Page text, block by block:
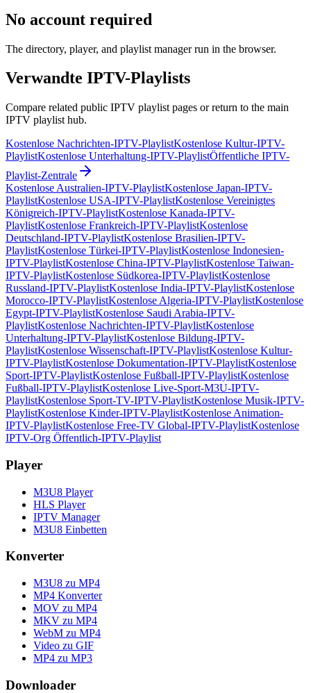
No account required
The directory, player, and playlist manager run in the browser.
Verwandte IPTV-Playlists
Compare related public IPTV playlist pages or return to the main
IPTV playlist hub.
Kostenlose Nachrichten-IPTV-PlaylistKostenlose Kultur-IPTV-
PlaylistKostenlose Unterhaltung-IPTV-PlaylistÖffentliche IPTV-
Playlist-Zentrale
Kostenlose Australien-IPTV-PlaylistKostenlose Japan-IPTV-
PlaylistKostenlose USA-IPTV-PlaylistKostenlose Vereinigtes
Königreich-IPTV-PlaylistKostenlose Kanada-IPTV-
PlaylistKostenlose Frankreich-IPTV-PlaylistKostenlose
Deutschland-IPTV-PlaylistKostenlose Brasilien-IPTV-
PlaylistKostenlose Türkei-IPTV-PlaylistKostenlose Indonesien-
IPTV-PlaylistKostenlose China-IPTV-PlaylistKostenlose Taiwan-
IPTV-PlaylistKostenlose Südkorea-IPTV-PlaylistKostenlose
Russland-IPTV-PlaylistKostenlose India-IPTV-PlaylistKostenlose
Morocco-IPTV-PlaylistKostenlose Algeria-IPTV-PlaylistKostenlose
Egypt-IPTV-PlaylistKostenlose Saudi Arabia-IPTV-
PlaylistKostenlose Nachrichten-IPTV-PlaylistKostenlose
Unterhaltung-IPTV-PlaylistKostenlose Bildung-IPTV-
PlaylistKostenlose Wissenschaft-IPTV-PlaylistKostenlose Kultur-
IPTV-PlaylistKostenlose Dokumentation-IPTV-PlaylistKostenlose
Sport-IPTV-PlaylistKostenlose Fußball-IPTV-PlaylistKostenlose
Fußball-IPTV-PlaylistKostenlose Live-Sport-M3U-IPTV-
PlaylistKostenlose Sport-TV-IPTV-PlaylistKostenlose Musik-IPTV-
PlaylistKostenlose Kinder-IPTV-PlaylistKostenlose Animation-
IPTV-PlaylistKostenlose Free-TV Global-IPTV-PlaylistKostenlose
IPTV-Org Öffentlich-IPTV-Playlist
Player
M3U8 Player
HLS Player
IPTV Manager
M3U8 Einbetten
Konverter
M3U8 zu MP4
MP4 Konverter
MOV zu MP4
MKV zu MP4
WebM zu MP4
Video zu GIF
MP4 zu MP3
Downloader